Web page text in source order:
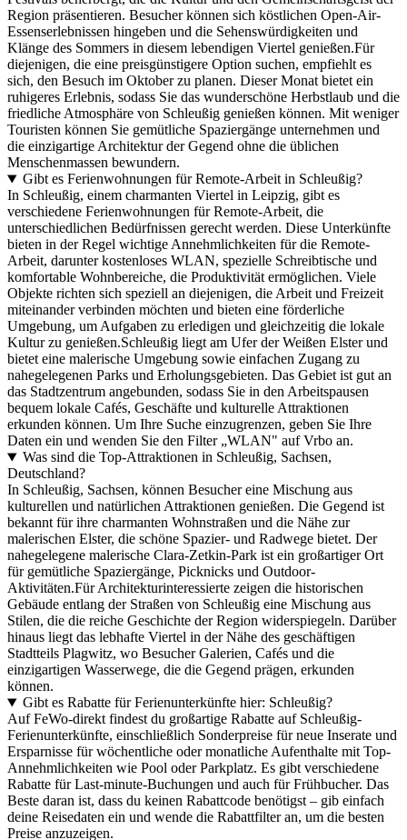
Region präsentieren. Besucher können sich köstlichen Open-Air-
Essenserlebnissen hingeben und die Sehenswürdigkeiten und
Klänge des Sommers in diesem lebendigen Viertel genießen.Für
diejenigen, die eine preisgünstigere Option suchen, empfiehlt es
sich, den Besuch im Oktober zu planen. Dieser Monat bietet ein
ruhigeres Erlebnis, sodass Sie das wunderschöne Herbstlaub und die
friedliche Atmosphäre von Schleußig genießen können. Mit weniger
Touristen können Sie gemütliche Spaziergänge unternehmen und
die einzigartige Architektur der Gegend ohne die üblichen
Menschenmassen bewundern.
Gibt es Ferienwohnungen für Remote-Arbeit in Schleußig?
In Schleußig, einem charmanten Viertel in Leipzig, gibt es
verschiedene Ferienwohnungen für Remote-Arbeit, die
unterschiedlichen Bedürfnissen gerecht werden. Diese Unterkünfte
bieten in der Regel wichtige Annehmlichkeiten für die Remote-
Arbeit, darunter kostenloses WLAN, spezielle Schreibtische und
komfortable Wohnbereiche, die Produktivität ermöglichen. Viele
Objekte richten sich speziell an diejenigen, die Arbeit und Freizeit
miteinander verbinden möchten und bieten eine förderliche
Umgebung, um Aufgaben zu erledigen und gleichzeitig die lokale
Kultur zu genießen.Schleußig liegt am Ufer der Weißen Elster und
bietet eine malerische Umgebung sowie einfachen Zugang zu
nahegelegenen Parks und Erholungsgebieten. Das Gebiet ist gut an
das Stadtzentrum angebunden, sodass Sie in den Arbeitspausen
bequem lokale Cafés, Geschäfte und kulturelle Attraktionen
erkunden können. Um Ihre Suche einzugrenzen, geben Sie Ihre
Daten ein und wenden Sie den Filter „WLAN" auf Vrbo an.
Was sind die Top-Attraktionen in Schleußig, Sachsen,
Deutschland?
In Schleußig, Sachsen, können Besucher eine Mischung aus
kulturellen und natürlichen Attraktionen genießen. Die Gegend ist
bekannt für ihre charmanten Wohnstraßen und die Nähe zur
malerischen Elster, die schöne Spazier- und Radwege bietet. Der
nahegelegene malerische Clara-Zetkin-Park ist ein großartiger Ort
für gemütliche Spaziergänge, Picknicks und Outdoor-
Aktivitäten.Für Architekturinteressierte zeigen die historischen
Gebäude entlang der Straßen von Schleußig eine Mischung aus
Stilen, die die reiche Geschichte der Region widerspiegeln. Darüber
hinaus liegt das lebhafte Viertel in der Nähe des geschäftigen
Stadtteils Plagwitz, wo Besucher Galerien, Cafés und die
einzigartigen Wasserwege, die die Gegend prägen, erkunden
können.
Gibt es Rabatte für Ferienunterkünfte hier: Schleußig?
Auf FeWo-direkt findest du großartige Rabatte auf Schleußig-
Ferienunterkünfte, einschließlich Sonderpreise für neue Inserate und
Ersparnisse für wöchentliche oder monatliche Aufenthalte mit Top-
Annehmlichkeiten wie Pool oder Parkplatz. Es gibt verschiedene
Rabatte für Last-minute-Buchungen und auch für Frühbucher. Das
Beste daran ist, dass du keinen Rabattcode benötigst – gib einfach
deine Reisedaten ein und wende die Rabattfilter an, um die besten
Preise anzuzeigen.